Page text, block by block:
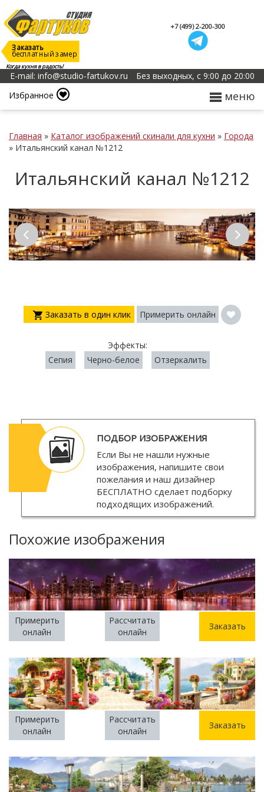
Когда кухня в радость!
Заказать
бесплатный замер
+7 (499) 2-200-300
E-mail: info@studio-fartukov.ru
Без выходных, с 9:00 до 20:00
Избранное
меню
Главная » Каталог изображений скинали для кухни » Города
» Итальянский канал №1212
Итальянский канал №1212
Заказать в один клик Примерить онлайн
Эффекты:
Сепия
Черно-белое Отзеркалить
ПОДБОР ИЗОБРАЖЕНИЯ
Если Вы не нашли нужные
изображения, напишите свои
пожелания и наш дизайнер
БЕСПЛАТНО сделает подборку
подходящих изображений.
Похожие изображения
Примерить
онлайн
Рассчитать
онлайн
Заказать
Примерить
онлайн
Рассчитать
онлайн
Заказать